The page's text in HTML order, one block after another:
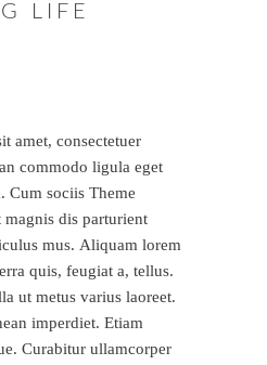
LIFE
amet, consectetuer
commodo ligula eget
Cum sociis Theme
magnis dis parturient
mus. Aliquam lorem
quis, feugiat a, tellus.
ut metus varius laoreet.
imperdiet. Etiam
Curabitur ullamcorper